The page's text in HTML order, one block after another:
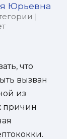
Юрьевна
|
что
вызван
из
причин